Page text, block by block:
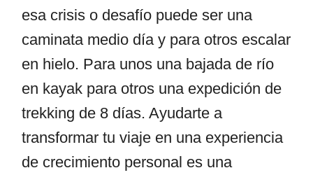
esa crisis o desafío puede ser una
caminata medio día y para otros escalar
en hielo. Para unos una bajada de río
en kayak para otros una expedición de
trekking de 8 días. Ayudarte a
transformar tu viaje en una experiencia
de crecimiento personal es una